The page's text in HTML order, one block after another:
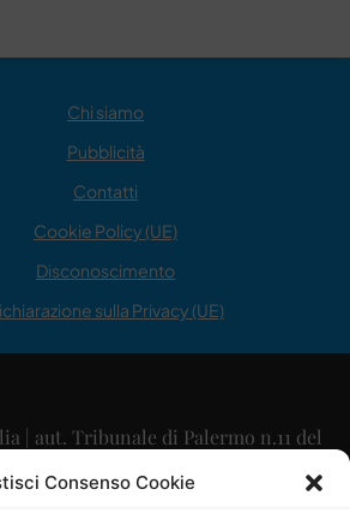
Consenso Cookie
Chi siamo
Pubblicità
Contatti
Cookie Policy (UE)
Disconoscimento
sulla Privacy (UE)
| aut. Tribunale di Palermo n.11 del
29/09/2015